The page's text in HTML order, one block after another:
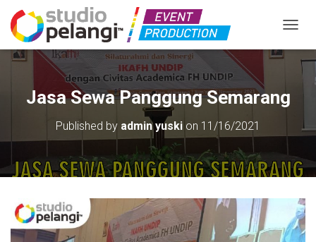
Jasa Sewa Panggung Semarang
Published by admin yuski on 11/16/2021